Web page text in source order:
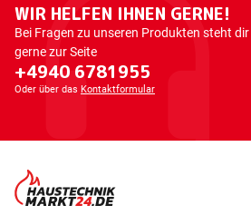
WIR HELFEN IHNEN GERNE!
Bei Fragen zu unseren Produkten steht
gerne zur Seite
+4940 6781955
Oder über das Kontaktformular